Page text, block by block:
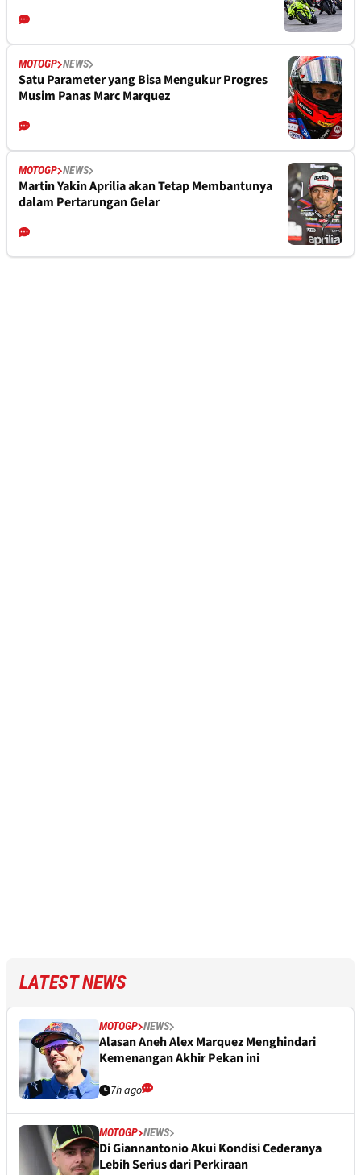
MOTOGP NEWS
Satu Parameter yang Bisa Mengukur Progres
Musim Panas Marc Marquez
MOTOGP NEWS
Martin Yakin Aprilia akan Tetap Membantunya
dalam Pertarungan Gelar
LATEST NEWS
MOTOGP NEWS
Alasan Aneh Alex Marquez Menghindari
Kemenangan Akhir Pekan ini
7h ago
MOTOGP NEWS
Di Giannantonio Akui Kondisi Cederanya
Lebih Serius dari Perkiraan